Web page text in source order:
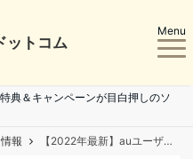
ットコム
Menu
典＆キャンペーンが目白押しのソ
報 【2022年最新】auユーザー必見！auからソフトバンクに乗り換え（MNP）で新機種をお安くゲットしよう